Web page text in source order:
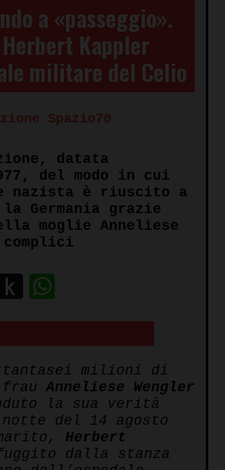
a «passeggio».
Kappler
militare del Celio
Spazio70
datata
del modo in cui
nazista è riuscito a
Germania grazie
moglie Anneliese
Telegram
Push
milioni di
Anneliese Wengler
la sua verità
del 14 agosto
Herbert
dalla stanza